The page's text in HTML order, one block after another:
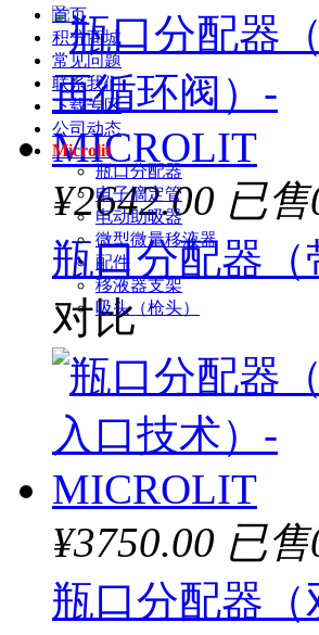
首页
积分商城
常见问题
联系我们
下载专区
公司动态
Microlit
瓶口分配器
电子滴定管
电动助吸器
微型微量移液器
配件
移液器支架
吸头（枪头）
¥2642.00 已
瓶口分配器
对比
¥3750.00 已
瓶口分配器